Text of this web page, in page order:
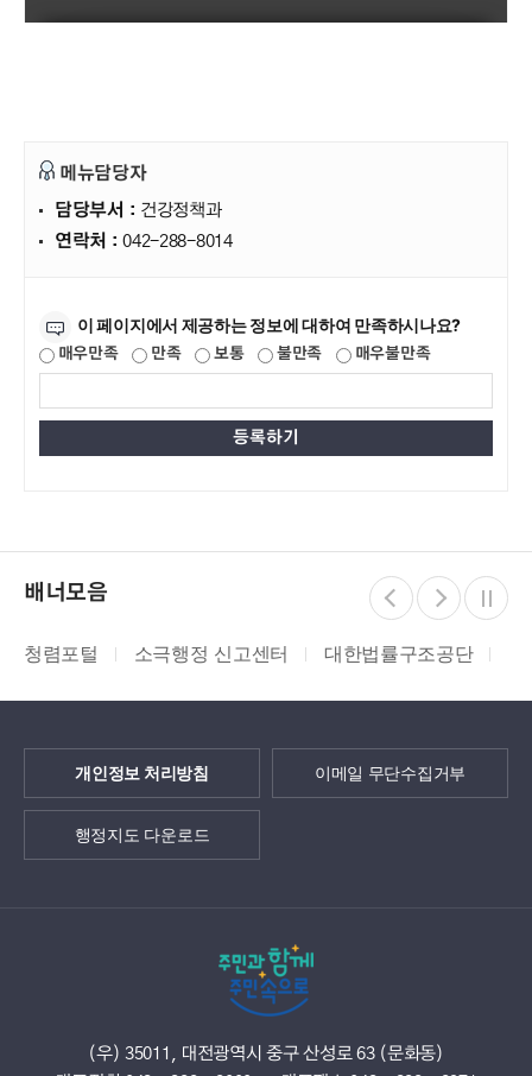
메뉴담당자
담당부서 : 건강정책과
연락처 :042-288-8014
이 페이지에서 제공하는 정보에 대하여 만족하시나요?
매우만족 만족 보통 불만족 매우불만족
배너모음
청렴포털 소극행정 신고센터 대한법률구조공단
개인정보 처리방침 이메일 무단수집거부
행정지도 다운로드
(우) 35011, 대전광역시 중구 산성로 63 (문화동)